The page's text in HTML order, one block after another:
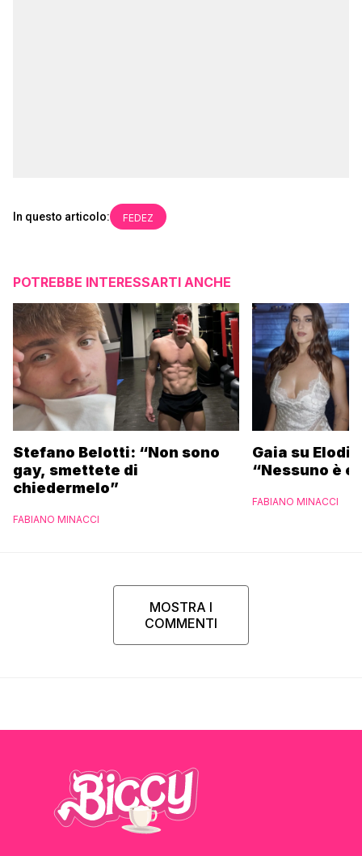
In questo articolo: FEDEZ
POTREBBE INTERESSARTI ANCHE
Stefano Belotti: “Non sono
gay, smettete di
chiedermelo”
FABIANO MINACCI
Gaia su
“Nessuno è
FABIANO MINACCI
MOSTRA I
COMMENTI